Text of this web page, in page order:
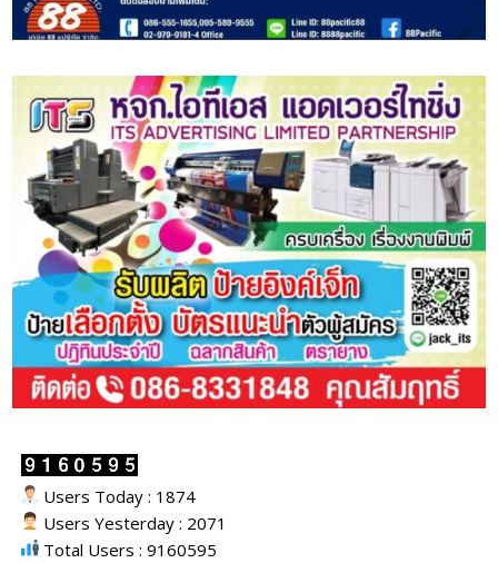
Users Today : 1874
Users Yesterday : 2071
Total Users : 9160595